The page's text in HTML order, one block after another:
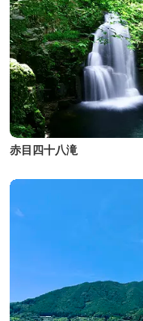
赤目四十八滝